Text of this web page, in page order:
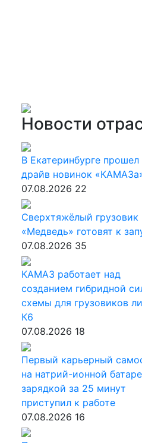
Новости
В Екатеринбурге прошел
драйв новинок
07.08.2026 22
Сверхтяжёлый грузовик
«Медведь» готовят к
07.08.2026 35
КАМАЗ работает над
созданием гибридной
схемы для грузовиков
К6
07.08.2026 18
Первый карьерный
на натрий-ионной
зарядкой за 25 минут
приступил к работе
07.08.2026 16